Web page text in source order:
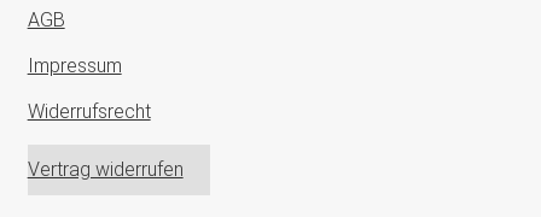
AGB
Impressum
Widerrufsrecht
Vertrag widerrufen